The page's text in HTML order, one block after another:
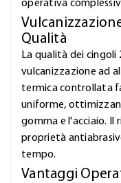
operativa
Qualità
La qualità dei cingoli
vulcanizzazione ad
termica controllata
uniforme,
gomma e l'acciaio.
proprietà
tempo.
Vantaggi